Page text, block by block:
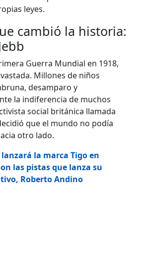
leyes.
cambió la historia:
Guerra Mundial en 1918,
Millones de niños
desamparo y
la indiferencia de muchos
social británica llamada
que el mundo no podía
otro lado.
lanzará la marca Tigo en
las pistas que lanza su
Roberto Andino